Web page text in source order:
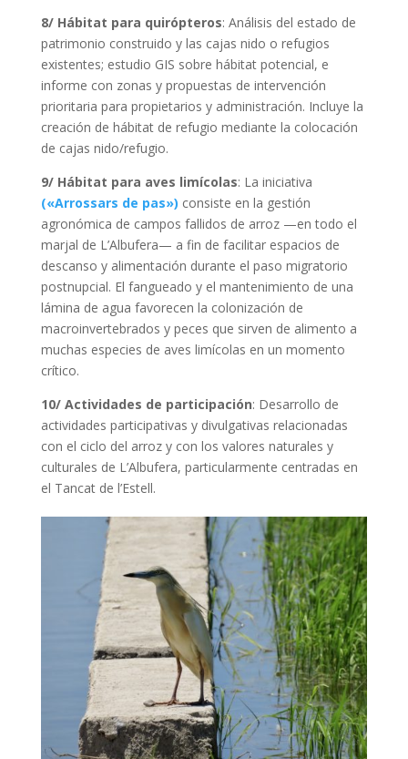
8/ Hábitat para quirópteros: Análisis del estado de
patrimonio construido y las cajas nido o refugios
existentes; estudio GIS sobre hábitat potencial, e
informe con zonas y propuestas de intervención
prioritaria para propietarios y administración. Incluye la
creación de hábitat de refugio mediante la colocación
de cajas nido/refugio.
9/ Hábitat para aves limícolas: La iniciativa
(«Arrossars de pas») consiste en la gestión
agronómica de campos fallidos de arroz —en todo el
marjal de L’Albufera— a fin de facilitar espacios de
descanso y alimentación durante el paso migratorio
postnupcial. El fangueado y el mantenimiento de una
lámina de agua favorecen la colonización de
macroinvertebrados y peces que sirven de alimento a
muchas especies de aves limícolas en un momento
crítico.
10/ Actividades de participación: Desarrollo de
actividades participativas y divulgativas relacionadas
con el ciclo del arroz y con los valores naturales y
culturales de L’Albufera, particularmente centradas en
el Tancat de l’Estell.